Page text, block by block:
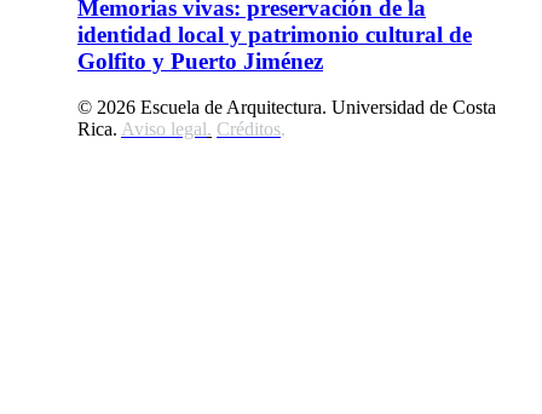
Memorias vivas: preservación de la
identidad local y patrimonio cultural de
Golfito y Puerto Jiménez
© 2026 Escuela de Arquitectura. Universidad de Costa
Rica. Aviso legal. Créditos.